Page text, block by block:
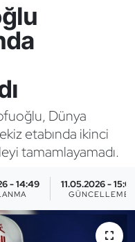
Dünya
etabında ikinci
tamamlayamadı.
- 14:49 11.05.2026 -
GÜNCELLEME